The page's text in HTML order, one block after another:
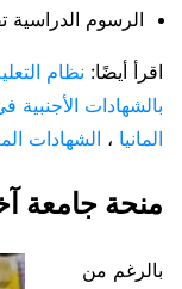
الرسوم الدراسية تقدر
اقرأ أيضًا: نظام
بالشهادات الأجنبية
المانيا ، الشهادات
منحة جامعة
بالرغم من